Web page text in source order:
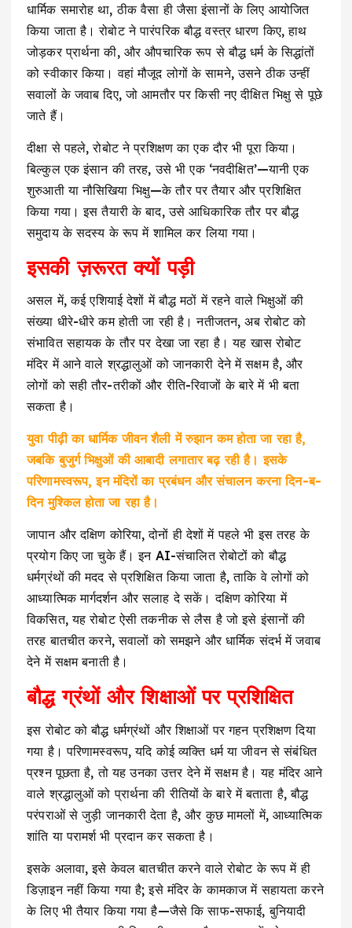
धार्मिक समारोह था, ठीक वैसा ही जैसा इंसानों के लिए आयोजित
किया जाता है। रोबोट ने पारंपरिक बौद्ध वस्त्र धारण किए, हाथ
जोड़कर प्रार्थना की, और औपचारिक रूप से बौद्ध धर्म के सिद्धांतों
को स्वीकार किया। वहां मौजूद लोगों के सामने, उसने ठीक उन्हीं
सवालों के जवाब दिए, जो आमतौर पर किसी नए दीक्षित भिक्षु से पूछे
जाते हैं।
दीक्षा से पहले, रोबोट ने प्रशिक्षण का एक दौर भी पूरा किया।
बिल्कुल एक इंसान की तरह, उसे भी एक ‘नवदीक्षित’—यानी एक
शुरुआती या नौसिखिया भिक्षु—के तौर पर तैयार और प्रशिक्षित
किया गया। इस तैयारी के बाद, उसे आधिकारिक तौर पर बौद्ध
समुदाय के सदस्य के रूप में शामिल कर लिया गया।
इसकी ज़रूरत क्यों पड़ी
असल में, कई एशियाई देशों में बौद्ध मठों में रहने वाले भिक्षुओं की
संख्या धीरे-धीरे कम होती जा रही है। नतीजतन, अब रोबोट को
संभावित सहायक के तौर पर देखा जा रहा है। यह खास रोबोट
मंदिर में आने वाले श्रद्धालुओं को जानकारी देने में सक्षम है, और
लोगों को सही तौर-तरीकों और रीति-रिवाजों के बारे में भी बता
सकता है।
युवा पीढ़ी का धार्मिक जीवन शैली में रुझान कम होता जा रहा है,
जबकि बुजुर्ग भिक्षुओं की आबादी लगातार बढ़ रही है। इसके
परिणामस्वरूप, इन मंदिरों का प्रबंधन और संचालन करना दिन-ब-
दिन मुश्किल होता जा रहा है।
जापान और दक्षिण कोरिया, दोनों ही देशों में पहले भी इस तरह के
प्रयोग किए जा चुके हैं। इन AI-संचालित रोबोटों को बौद्ध
धर्मग्रंथों की मदद से प्रशिक्षित किया जाता है, ताकि वे लोगों को
आध्यात्मिक मार्गदर्शन और सलाह दे सकें। दक्षिण कोरिया में
विकसित, यह रोबोट ऐसी तकनीक से लैस है जो इसे इंसानों की
तरह बातचीत करने, सवालों को समझने और धार्मिक संदर्भ में जवाब
देने में सक्षम बनाती है।
बौद्ध ग्रंथों और शिक्षाओं पर प्रशिक्षित
इस रोबोट को बौद्ध धर्मग्रंथों और शिक्षाओं पर गहन प्रशिक्षण दिया
गया है। परिणामस्वरूप, यदि कोई व्यक्ति धर्म या जीवन से संबंधित
प्रश्न पूछता है, तो यह उनका उत्तर देने में सक्षम है। यह मंदिर आने
वाले श्रद्धालुओं को प्रार्थना की रीतियों के बारे में बताता है, बौद्ध
परंपराओं से जुड़ी जानकारी देता है, और कुछ मामलों में, आध्यात्मिक
शांति या परामर्श भी प्रदान कर सकता है।
इसके अलावा, इसे केवल बातचीत करने वाले रोबोट के रूप में ही
डिज़ाइन नहीं किया गया है; इसे मंदिर के कामकाज में सहायता करने
के लिए भी तैयार किया गया है—जैसे कि साफ-सफाई, बुनियादी